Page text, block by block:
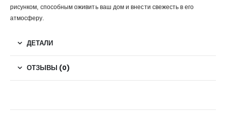
рисунком, способным оживить ваш дом и внести свежесть в его
атмосферу.
ДЕТАЛИ
ОТЗЫВЫ (0)